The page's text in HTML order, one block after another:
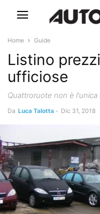
Home Guide
Listino
ufficiose
Quattroruote non è l'unica
Da Luca Talotta - Dic 31, 2018